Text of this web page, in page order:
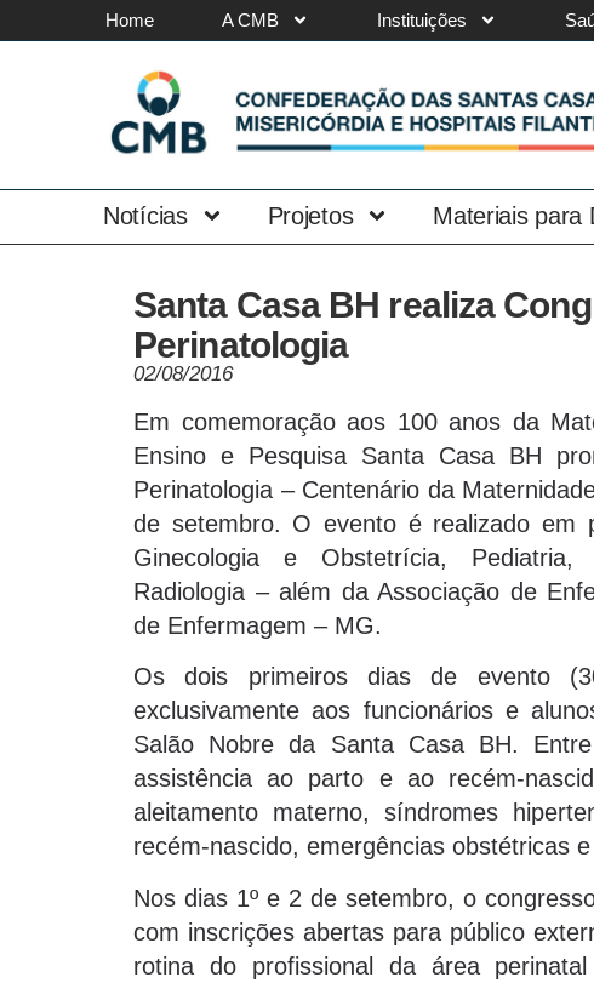
Home A CMB Instituições
Notícias Projetos Materiais para
Santa Casa BH realiza
Perinatologia
02/08/2016
Em comemoração aos 100 anos da
Ensino e Pesquisa Santa Casa BH
Perinatologia – Centenário da
de setembro. O evento é realizado em
Ginecologia e Obstetrícia,
Radiologia – além da Associação de
de Enfermagem – MG.
Os dois primeiros dias de evento
exclusivamente aos funcionários e
Salão Nobre da Santa Casa BH.
assistência ao parto e ao recém-
aleitamento materno, síndromes
recém-nascido, emergências obstétricas e
Nos dias 1º e 2 de setembro, o
com inscrições abertas para público
rotina do profissional da área